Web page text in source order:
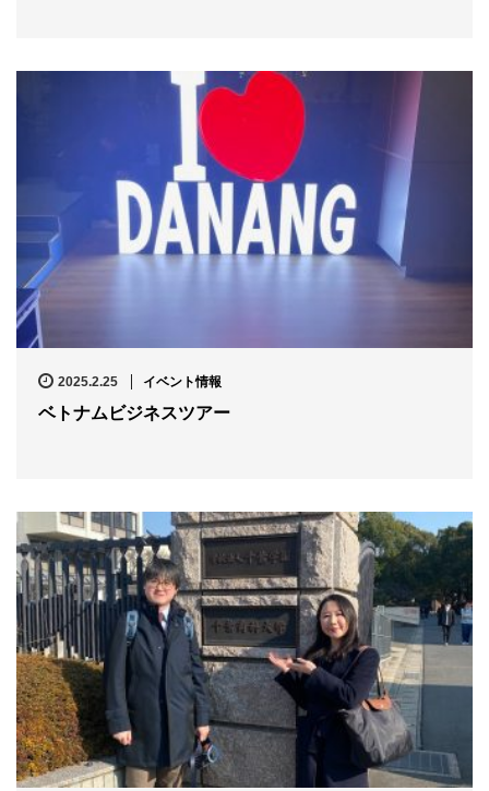
2025.2.25 イベント情報
ベトナムビジネスツアー